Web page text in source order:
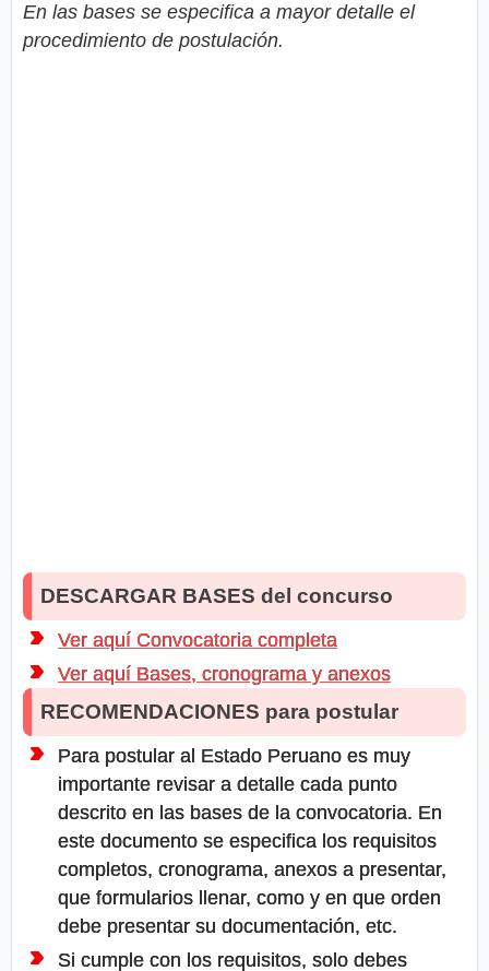
En las bases se especifica a mayor detalle el
procedimiento de postulación.
DESCARGAR BASES del concurso
Ver aquí Convocatoria completa
Ver aquí Bases, cronograma y anexos
RECOMENDACIONES para postular
Para postular al Estado Peruano es muy
importante revisar a detalle cada punto
descrito en las bases de la convocatoria. En
este documento se especifica los requisitos
completos, cronograma, anexos a presentar,
que formularios llenar, como y en que orden
debe presentar su documentación, etc.
Si cumple con los requisitos, solo debes